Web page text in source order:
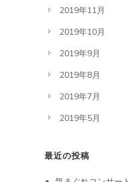
2019年11月
2019年10月
2019年9月
2019年8月
2019年7月
2019年5月
最近の投稿